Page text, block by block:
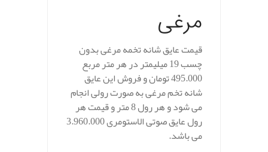
مرغی
قیمت عایق شانه تخمه مرغی بدون
چسب 19 میلیمتر در هر متر مربع
495.000 تومان و فروش این عایق
شانه تخم مرغی به صورت رولی انجام
می شود و هر رول 8 متر و قیمت هر
رول عایق صوتی الاستومری 3.960.000
می باشد.